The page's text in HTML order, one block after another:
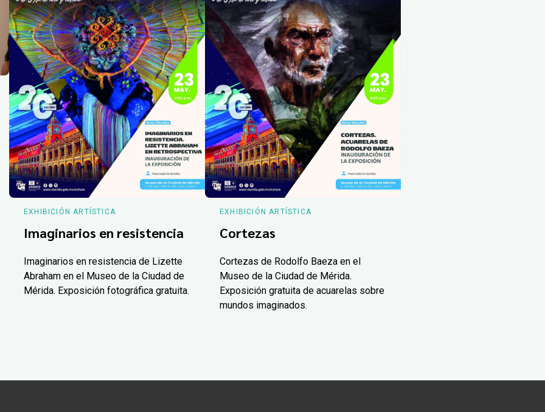
EXHIBICIÓN ARTÍSTICA
Imaginarios en resistencia
Imaginarios en resistencia de Lizette
Abraham en el Museo de la Ciudad de
Mérida. Exposición fotográfica gratuita.
EXHIBICIÓN ARTÍSTICA
Cortezas
Cortezas de Rodolfo Baeza en el
Museo de la Ciudad de Mérida.
Exposición gratuita de acuarelas sobre
mundos imaginados.